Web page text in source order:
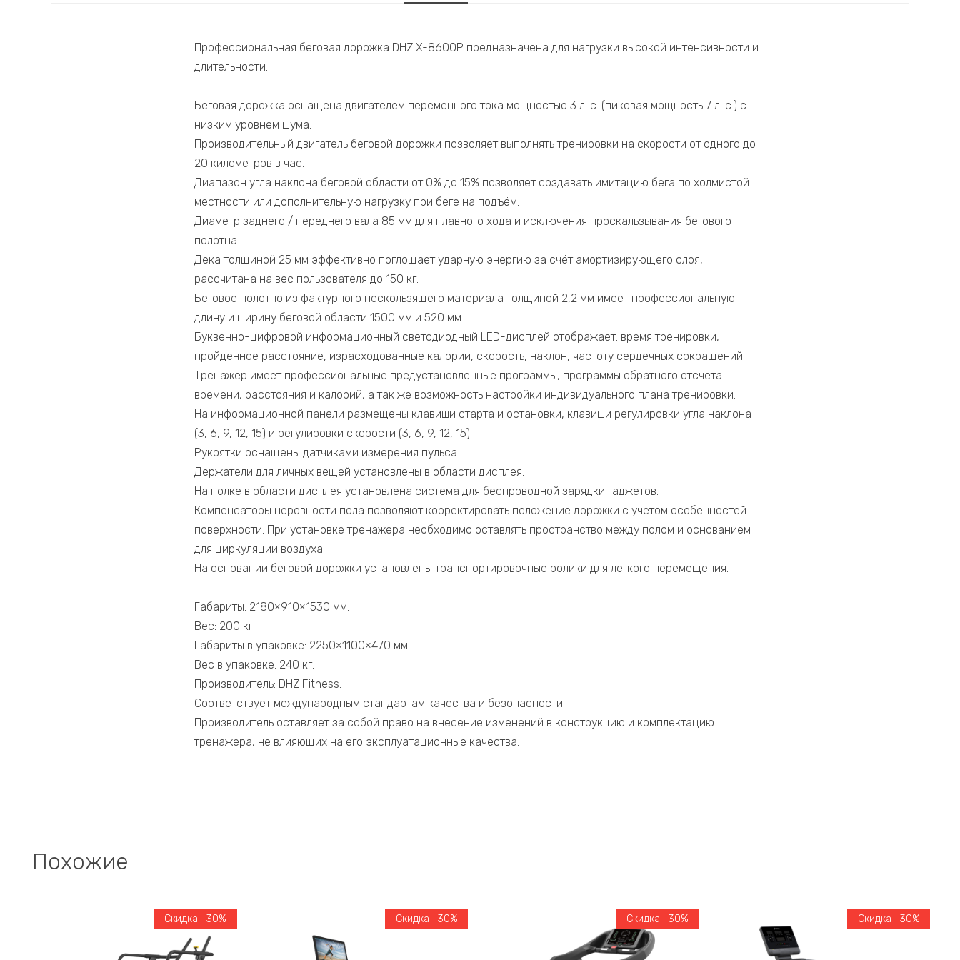
Профессиональная беговая дорожка DHZ X-8600P предназначена для нагрузки высокой интенсивности и
длительности.
Беговая дорожка оснащена двигателем переменного тока мощностью 3 л. с. (пиковая мощность 7 л. с.) с
низким уровнем шума.
Производительный двигатель беговой дорожки позволяет выполнять тренировки на скорости от одного до
20 километров в час.
Диапазон угла наклона беговой области от 0% до 15% позволяет создавать имитацию бега по холмистой
местности или дополнительную нагрузку при беге на подъём.
Диаметр заднего / переднего вала 85 мм для плавного хода и исключения проскальзывания бегового
полотна.
Дека толщиной 25 мм эффективно поглощает ударную энергию за счёт амортизирующего слоя,
рассчитана на вес пользователя до 150 кг.
Беговое полотно из фактурного нескользящего материала толщиной 2,2 мм имеет профессиональную
длину и ширину беговой области 1500 мм и 520 мм.
Буквенно-цифровой информационный светодиодный LED-дисплей отображает: время тренировки,
пройденное расстояние, израсходованные калории, скорость, наклон, частоту сердечных сокращений.
Тренажер имеет профессиональные предустановленные программы, программы обратного отсчета
времени, расстояния и калорий, а так же возможность настройки индивидуального плана тренировки.
На информационной панели размещены клавиши старта и остановки, клавиши регулировки угла наклона
(3, 6, 9, 12, 15) и регулировки скорости (3, 6, 9, 12, 15).
Рукоятки оснащены датчиками измерения пульса.
Держатели для личных вещей установлены в области дисплея.
На полке в области дисплея установлена система для беспроводной зарядки гаджетов.
Компенсаторы неровности пола позволяют корректировать положение дорожки с учётом особенностей
поверхности. При установке тренажера необходимо оставлять пространство между полом и основанием
для циркуляции воздуха.
На основании беговой дорожки установлены транспортировочные ролики для легкого перемещения.
Габариты: 2180×910×1530 мм.
Вес: 200 кг.
Габариты в упаковке: 2250×1100×470 мм.
Вес в упаковке: 240 кг.
Производитель: DHZ Fitness.
Соответствует международным стандартам качества и безопасности.
Производитель оставляет за собой право на внесение изменений в конструкцию и комплектацию
тренажера, не влияющих на его эксплуатационные качества.
Похожие
Скидка -30% Скидка -30% Скидка -30% Скидка -30%